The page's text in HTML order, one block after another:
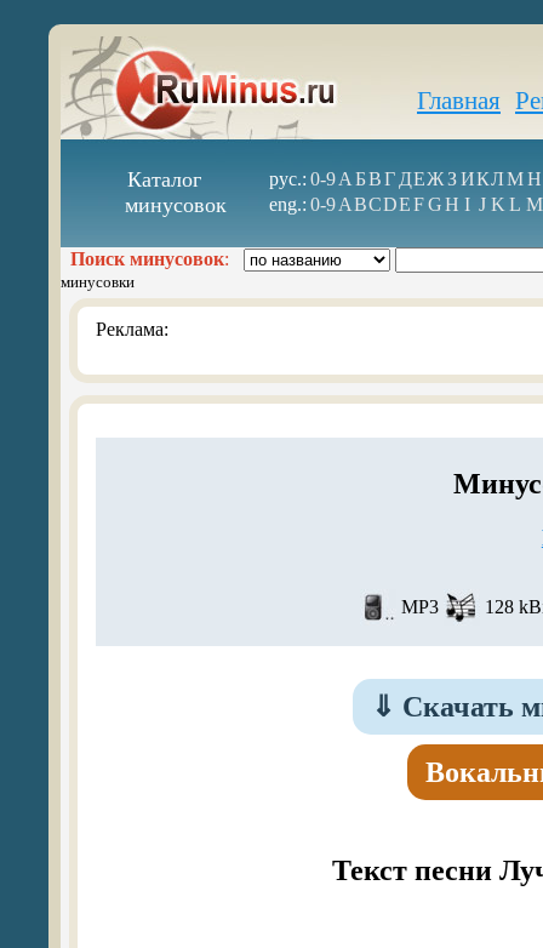
Главная
Каталог
минусовок
рус.: 0-9А БВГ ДЕЖ З ИКЛМН
eng.: 0-9ABCDEFGH I J K L M
Поиск минусовок:
минусовки
Реклама:
MP3 128
⇓ Скачать
Текст песни